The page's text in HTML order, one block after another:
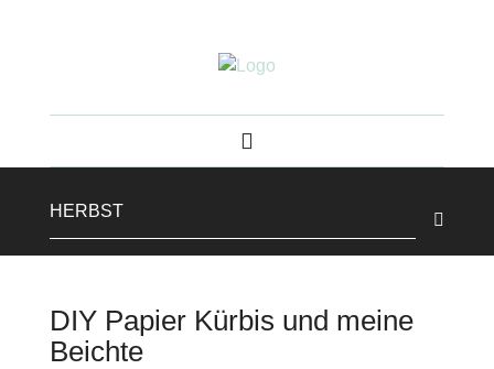
DIY Papier Kürbis und meine
Beichte